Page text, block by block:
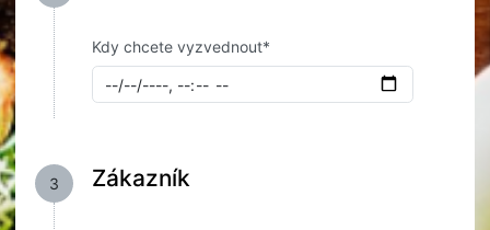
Kdy chcete vyzvednout*
3 Zákazník